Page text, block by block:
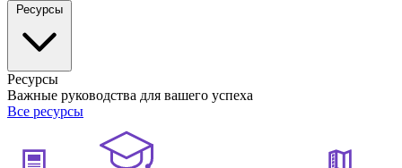
Ресурсы
Важные руководства для вашего успеха
Все ресурсы